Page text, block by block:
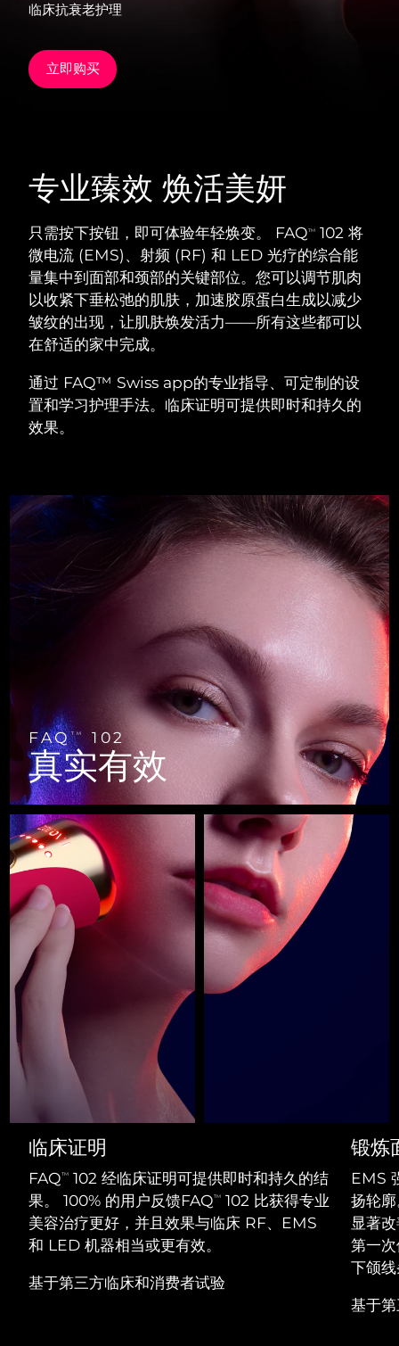
临床抗衰老护理
立即购买
专业臻效 焕活美妍
只需按下按钮，即可体验年轻焕变。 FAQTM
102 将
微电流 (EMS)、射频 (RF) 和 LED 光疗的综合能
量集中到面部和颈部的关键部位。您可以调节肌肉
以收紧下垂松弛的肌肤，加速胶原蛋白生成以减少
皱纹的出现，让肌肤焕发活力——所有这些都可以
在舒适的家中完成。
通过 FAQ™ Swiss app的专业指导、可定制的设
置和学习护理手法。临床证明可提供即时和持久的
效果。
FAQTM 102
真实有效
临床证明
FAQTM
102 经临床证明可提供即时和持久的结
果。 100% 的用户反馈FAQTM
102 比获得专业
美容治疗更好，并且效果与临床 RF、EMS
和 LED 机器相当或更有效。
基于第三方临床和消费者试验
锻炼
EMS
扬轮
显著
第一
下颌
基于
红光疗法
面部清洁
LUNA™ 4 套装
Anti-aging massage
LUNA™ 4 Plus
Massage, LED heating
LUNA™ 4 mini
For young skin, T-zone
LUNA™ 4 go
For travel or gym bag
LUNA™ 护肤
Premium cleansers & balm
LUNA™ 设备
All facial cleansing devices
紧致提拉
BEAR™ 2 套装
Microcurrent toning
BEAR™ 2 go
Microcurrent toning on-the-go
面部提拉护理
Premium anti-aging skincare
BEAR™ 设备
All premium facelift devices
UFO™ 3 套装
Deep facial hydration
Near-infrared and red light therapy
device
UFO™ 3 mini
Red light therapy device for young skin
UFO™ 3 go
Portable red light therapy
面膜
Rejuvenation & hydration
UFO™ 设备
All deep facial hydration devices
issa™ 4
Hybrid silicone sonic toothbrush
Smart hybrid silicone sonic toothbrush
issa™ 4 smile
Hybrid silicone sonic toothbrush
issa™ 4 baby
For ages 0-3
issa™ Teeth Whitening Set
Dual LED + sonic device & 18% PAP gel
ISSA™ 设备
All silicone sonic toothbrushes
FAQ™ 抗老护理
抗老
FAQ™ 101
Clinical anti-aging
FAQ™ 102
Advanced clinical anti-aging
FAQ™ 103
Luxurious clinical anti-aging set
FAQ™ P1 Primer
Manuka honey primer
FAQ™护肤品
All FAQ™ skincare
FAQ™产品
All anti-aging treatments
LED治疗
FAQ™ 201
LED mask
FAQ™ 202
FAQ™ 211
Anti-aging neck & décolleté LED mask
FAQ™ 221
Anti-aging LED hand mask
FAQ™护肤品
All FAQ™ skincare
FAQ™产品
All LED treatments
LED hair strengthening scalp massager
FAQ™ Scalp Serum
Scalp recovery probiotic serum
FAQ™护肤品
All FAQ™ skincare
FAQ™产品
All hair treatments
肌肤年轻化
NEW
Full-Spectrum Red Light Therapy
FAQ™ 502
Full-Spectrum Red Light Therapy
FAQ™ Red Light Serum
FAQ™ skincare
All FAQ™ skincare
FAQ™ products
All toning treatments
保健品
专业治疗
脱毛
PEACH™ 2 Pro Max
Professional IPL hair removal device
PEACH™ 2
IPL hair removal
PEACH™ 2 go
Travel-friendly IPL hair removal
PEACH™ Cooling Prep Gel
Cooling IPL hair removal gel
身体护理
BEAR™ 2 body
Microcurrent body toning
LUNA™ 4 body
Massaging body brush
SUPERCHARGED™ serum
Firming body serum
痘肌护理
ESPADA™ 2 plus
Recurring acne LED therapy
ESPADA™ 2
Acne treatment device
ESPADA™ Blemish Solution
Concentrated acne gel
眼部护理
BEAR™ 2 eyes & lips
Microcurrent line smoothing device
IRIS™ 2
Rejuvenating eye massager
眼部护肤
Advanced eye care treatment
毛孔护理
KIWI™ derma
KIWI™
Blackhead remover
LUNA™ 4 hair
FLIP™ play advanced
LED light hairbrush
牙齿美白
NEW
issa™ Teeth Whitening Set
Dual LED + sonic device & 18% PAP gel
更多的
德国
加拿大
奥地利 预计送达日期
比利时 预计送达日期09/08/2026
百慕大 预计送达日期15/08/2026
波斯尼亚和黑塞哥维那
文莱 预计送达日期14/08/2026
保加利亚
智利 预计送达日期13/08/2026
预计送达日期09/08/2026
哥伦比亚 13/08/2026
预计送达日期
预计送达日期 10/08/2026
捷克 预计送达日期 09/08/2026
丹麦 预计送达日期09/08/2026
爱沙尼亚 预计送达日期09/08/2026
芬兰 预计送达日期09/08/2026
法国 预计送达日期 09/08/2026
法属波利尼西亚 预计送达日期
德国 预计送达日期
直布罗陀
中国香港特别行政区
匈牙利 09/08/2026
冰岛 预计送达日期10/08/2026
印度尼西亚 预计送达日期07/08/2026
09/08/2026
11/08/2026